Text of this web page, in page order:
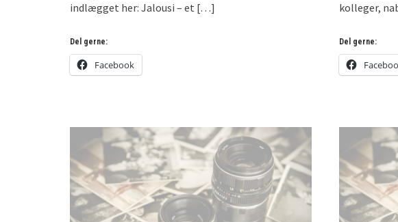
indlægget her: Jalousi – et […]
Del gerne:
Facebook
kolleger,
Del gerne: